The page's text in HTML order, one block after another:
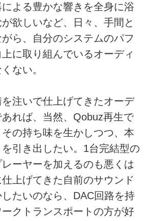
よる豊かな響きを全身に浴
欲しいなど、日々、手間と
ら、自分のシステムのパフ
に取り組んでいるオーディ
ない。
注いで仕上げてきたオーデ
れば、当然、Qobuz再生で
の持ち味を生かしつつ、本
引き出したい。1台完結型の
ーヤーを加えるのも悪くは
上げてきた自前のサウンド
たいのなら、DAC回路を持
クトランスポートの方が好